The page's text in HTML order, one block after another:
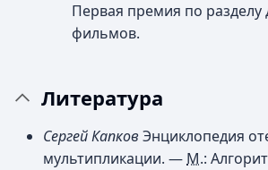
Первая премия по разделу
фильмов.
Литература
Сергей КапковЭнциклопедия
мультипликации. — М.: